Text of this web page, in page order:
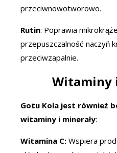
przeciwnowotworowo.
Rutin: Poprawia
przepuszczalność naczyń
przeciwzapalnie.
Witaminy
Gotu Kola jest również
witaminy i minerały:
Witamina C: Wspiera